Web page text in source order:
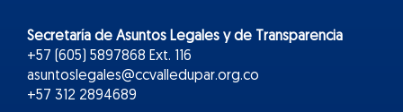
Secretaría de Asuntos Legales y de Transparencia
+57 (605) 5897868 Ext. 116
asuntoslegales@ccvalledupar.org.co
+57 312 2894689